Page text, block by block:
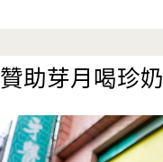
贊助芽月喝珍奶